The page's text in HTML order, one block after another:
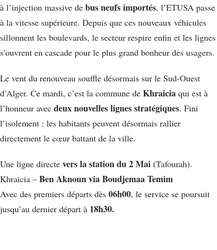
à l’injection massive de bus neufs importés, l’ETUSA passe
à la vitesse supérieure. Depuis que ces nouveaux véhicules
sillonnent les boulevards, le secteur respire enfin et les lignes
s’ouvrent en cascade pour le plus grand bonheur des usagers.
Le vent du renouveau souffle désormais sur le Sud-Ouest
d’Alger. Ce mardi, c’est la commune de Khraicia qui est à
l’honneur avec deux nouvelles lignes stratégiques. Fini
l’isolement : les habitants peuvent désormais rallier
directement le cœur battant de la ville.
Une ligne directe vers la station du 2 Mai (Tafourah).
Khraicia – Ben Aknoun via Boudjemaa Temim
Avec des premiers départs dès 06h00, le service se poursuit
jusqu’au dernier départ à 18h30.